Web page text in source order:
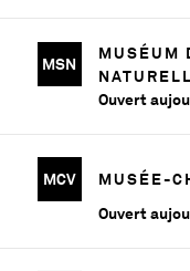
MSN
MUSÉUM
Ouvert
MCV
MUSÉE-
Ouvert